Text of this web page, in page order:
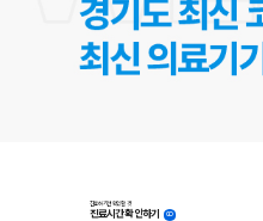
진료하기전 확인할 것!
진료시간 확인하기 GO